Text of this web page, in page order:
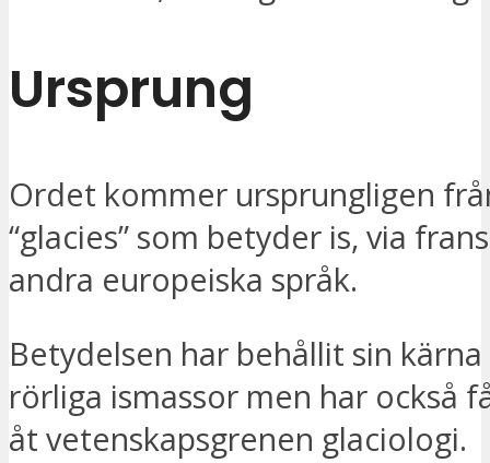
Ursprung
Ordet kommer ursprungligen
“glacies” som betyder is, via
andra europeiska språk.
Betydelsen har behållit sin
rörliga ismassor men har också
åt vetenskapsgrenen glaciologi.